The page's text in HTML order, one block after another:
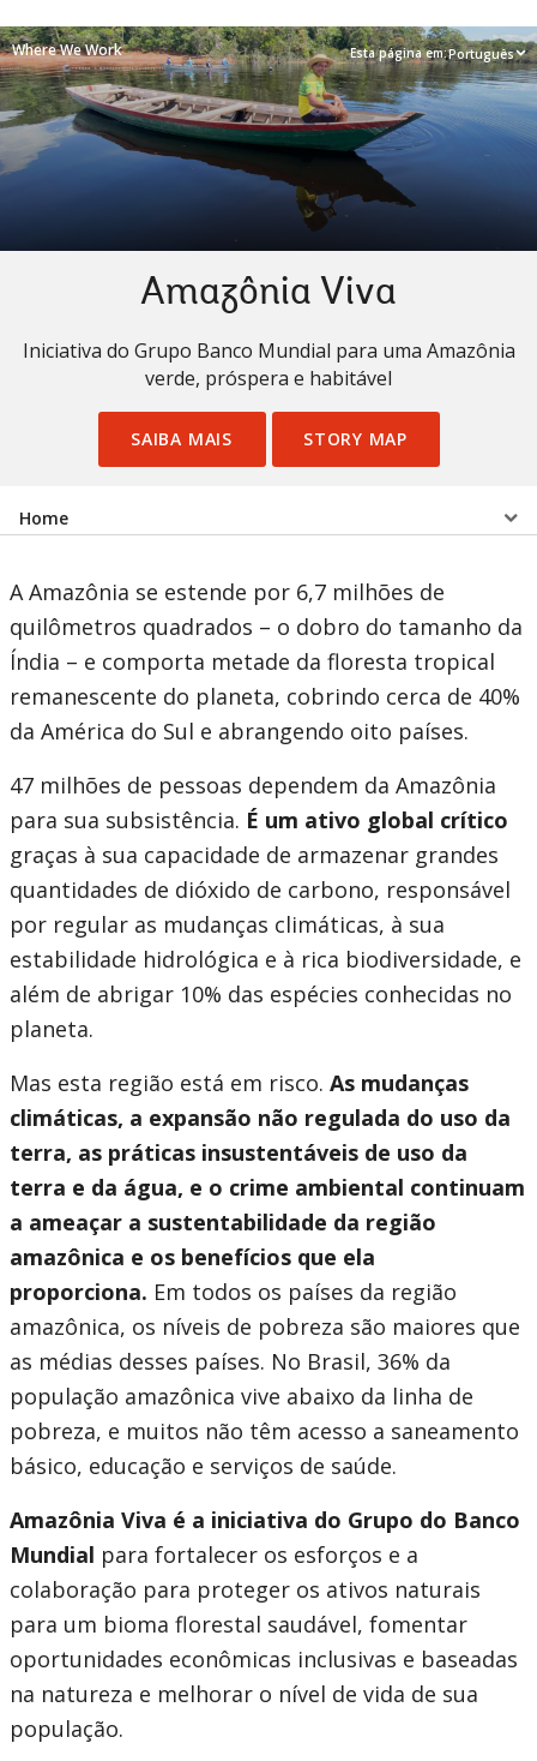
Where We Work Esta página em:Português
Amazônia Viva
Iniciativa do Grupo Banco Mundial para uma Amazônia
verde, próspera e habitável
SAIBA MAIS STORY MAP
Select
Sub
navigation
page selecting
option,
leaving
this
page
Home
A Amazônia se estende por 6,7 milhões de
quilômetros quadrados – o dobro do tamanho da
Índia – e comporta metade da floresta tropical
remanescente do planeta, cobrindo cerca de 40%
da América do Sul e abrangendo oito países.
47 milhões de pessoas dependem da Amazônia
para sua subsistência. É um ativo global crítico
graças à sua capacidade de armazenar grandes
quantidades de dióxido de carbono, responsável
por regular as mudanças climáticas, à sua
estabilidade hidrológica e à rica biodiversidade, e
além de abrigar 10% das espécies conhecidas no
planeta.
Mas esta região está em risco. As mudanças
climáticas, a expansão não regulada do uso da
terra, as práticas insustentáveis de uso da
terra e da água, e o crime ambiental continuam
a ameaçar a sustentabilidade da região
amazônica e os benefícios que ela
proporciona. Em todos os países da região
amazônica, os níveis de pobreza são maiores que
as médias desses países. No Brasil, 36% da
população amazônica vive abaixo da linha de
pobreza, e muitos não têm acesso a saneamento
básico, educação e serviços de saúde.
Amazônia Viva é a iniciativa do Grupo do Banco
Mundial para fortalecer os esforços e a
colaboração para proteger os ativos naturais
para um bioma florestal saudável, fomentar
oportunidades econômicas inclusivas e baseadas
na natureza e melhorar o nível de vida de sua
população.